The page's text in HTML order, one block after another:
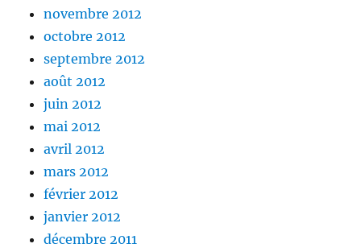
novembre 2012
octobre 2012
septembre 2012
août 2012
juin 2012
mai 2012
avril 2012
mars 2012
février 2012
janvier 2012
décembre 2011